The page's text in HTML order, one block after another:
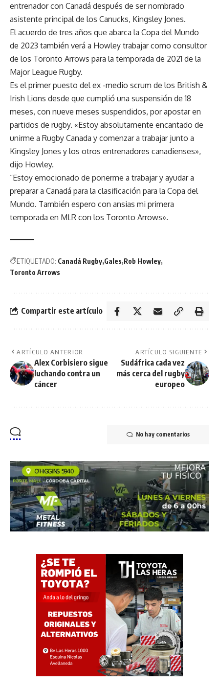
entrenador con Canadá después de ser nombrado
asistente principal de los Canucks, Kingsley Jones.
El acuerdo de tres años que abarca la Copa del Mundo
de 2023 también verá a Howley trabajar como consultor
de los Toronto Arrows para la temporada de 2021 de la
Major League Rugby.
Es el primer puesto del ex -medio scrum de los British &
Irish Lions desde que cumplió una suspensión de 18
meses, con nueve meses suspendidos, por apostar en
partidos de rugby. «Estoy absolutamente encantado de
unirme a Rugby Canada y comenzar a trabajar junto a
Kingsley Jones y los otros entrenadores canadienses»,
dijo Howley.
“Estoy emocionado de ponerme a trabajar y ayudar a
preparar a Canadá para la clasificación para la Copa del
Mundo. También espero con ansias mi primera
temporada en MLR con los Toronto Arrows».
ETIQUETADO: Canadá Rugby Gales Rob Howley
Toronto Arrows
Compartir este artículo
ARTÍCULO ANTERIOR
Alex Corbisiero sigue
luchando contra un
cáncer
ARTÍCULO SIGUIENTE
Sudáfrica cada vez
más cerca del rugby
europeo
No hay comentarios